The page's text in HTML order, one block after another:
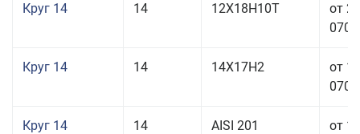
Круг 14 14 12Х18Н10Т
от
Круг 14 14 14Х17Н2
от
Круг 14 14
AISI 201
от